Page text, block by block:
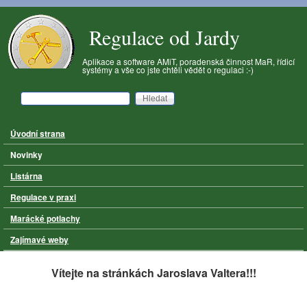
Regulace od Jardy
Aplikace a software AMiT, poradenská činnost MaR, řídicí
systémy a vše co jste chtěli vědět o regulaci :-)
Vyhledávání
Hledat
Hlavní menu
Úvodní strana
Novinky
Listárna
Regulace v praxi
Marácké potlachy
Zajímavé weby
Vítejte na stránkách Jaroslava Valtera!!!